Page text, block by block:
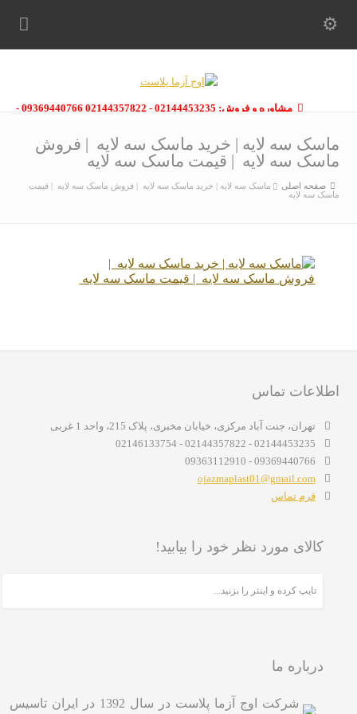
مشاوره و فروش: 02144453235 - 02144357822 09369440766 -
ماسک سه لایه | خرید ماسک سه لایه | فروش
ماسک سه لایه | قیمت ماسک سه لایه
صفحه اصلی
ماسک سه لایه | خرید ماسک سه لایه | فروش ماسک سه لایه | قیمت
ماسک سه لایه
اطلاعات تماس
تهران، جنت آباد مرکزی، خیابان مخبری، پلاک 215، واحد 1 غربی
02144453235 - 02144357822 - 02146133754
09369440766 - 09363112910
ojazmaplast01@gmail.com
فرم تماس
کالای مورد نظر خود را بیابید!
درباره ما
شرکت اوج آزما پلاست در سال 1392 در ایران تاسیس